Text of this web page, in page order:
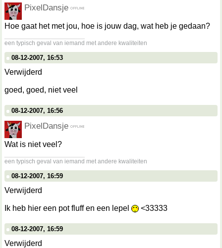
PixelDansje
Hoe gaat het met jou, hoe is jouw dag, wat heb je gedaan?
een typisch geval van iemand met andere kwaliteiten
08-12-2007, 16:53
Verwijderd
goed, goed, niet veel
08-12-2007, 16:56
PixelDansje
Wat is niet veel?
een typisch geval van iemand met andere kwaliteiten
08-12-2007, 16:59
Verwijderd
Ik heb hier een pot fluff en een lepel <33333
08-12-2007, 16:59
Verwijderd